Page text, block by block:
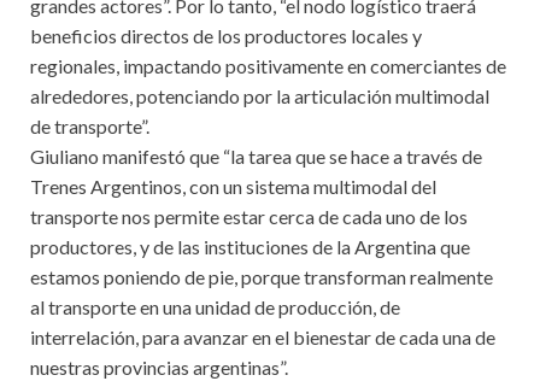
grandes actores”. Por lo tanto, “el nodo logístico traerá
beneficios directos de los productores locales y
regionales, impactando positivamente en comerciantes de
alrededores, potenciando por la articulación multimodal
de transporte”.
Giuliano manifestó que “la tarea que se hace a través de
Trenes Argentinos, con un sistema multimodal del
transporte nos permite estar cerca de cada uno de los
productores, y de las instituciones de la Argentina que
estamos poniendo de pie, porque transforman realmente
al transporte en una unidad de producción, de
interrelación, para avanzar en el bienestar de cada una de
nuestras provincias argentinas”.